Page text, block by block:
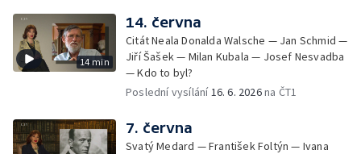
14 min
14. června
Citát Neala Donalda Walsche — Jan Schmid —
Jiří Šašek — Milan Kubala — Josef Nesvadba
— Kdo to byl?
Poslední vysílání16. 6. 2026na ČT1
7. června
Svatý Medard — František Foltýn — Ivana